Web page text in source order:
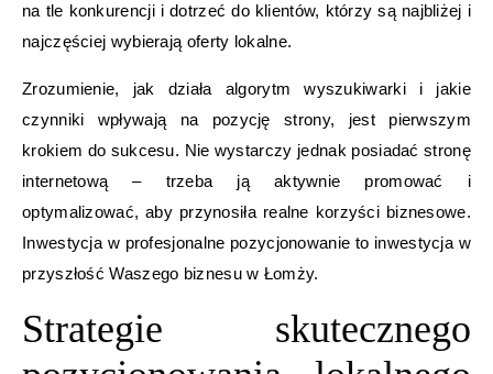
na tle konkurencji i dotrzeć do klientów, którzy są najbliżej i
najczęściej wybierają oferty lokalne.
Zrozumienie, jak działa algorytm wyszukiwarki i jakie
czynniki wpływają na pozycję strony, jest pierwszym
krokiem do sukcesu. Nie wystarczy jednak posiadać stronę
internetową – trzeba ją aktywnie promować i
optymalizować, aby przynosiła realne korzyści biznesowe.
Inwestycja w profesjonalne pozycjonowanie to inwestycja w
przyszłość Waszego biznesu w Łomży.
Strategie skutecznego